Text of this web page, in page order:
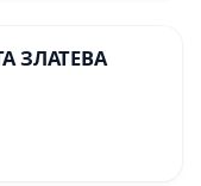
ЗЛАТЕВА